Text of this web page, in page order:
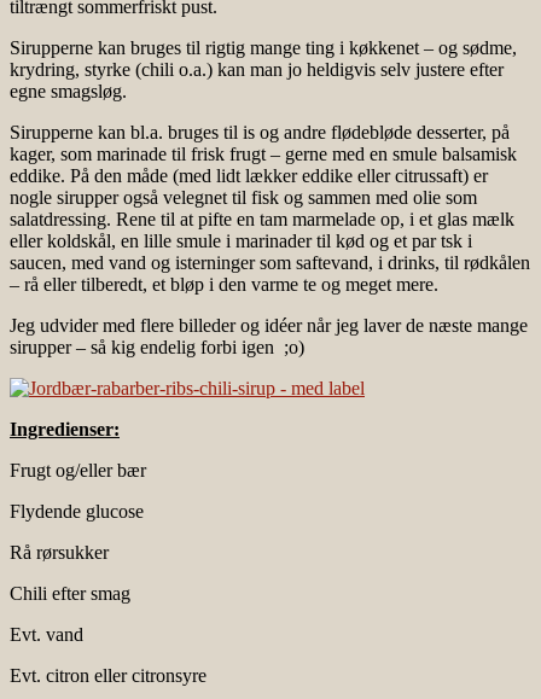
tiltrængt sommerfriskt pust.
Sirupperne kan bruges til rigtig mange ting i køkkenet – og sødme,
krydring, styrke (chili o.a.) kan man jo heldigvis selv justere efter
egne smagsløg.
Sirupperne kan bl.a. bruges til is og andre flødebløde desserter, på
kager, som marinade til frisk frugt – gerne med en smule balsamisk
eddike. På den måde (med lidt lækker eddike eller citrussaft) er
nogle sirupper også velegnet til fisk og sammen med olie som
salatdressing. Rene til at pifte en tam marmelade op, i et glas mælk
eller koldskål, en lille smule i marinader til kød og et par tsk i
saucen, med vand og isterninger som saftevand, i drinks, til rødkålen
– rå eller tilberedt, et bløp i den varme te og meget mere.
Jeg udvider med flere billeder og idéer når jeg laver de næste mange
sirupper – så kig endelig forbi igen ;o)
Ingredienser:
Frugt og/eller bær
Flydende glucose
Rå rørsukker
Chili efter smag
Evt. vand
Evt. citron eller citronsyre